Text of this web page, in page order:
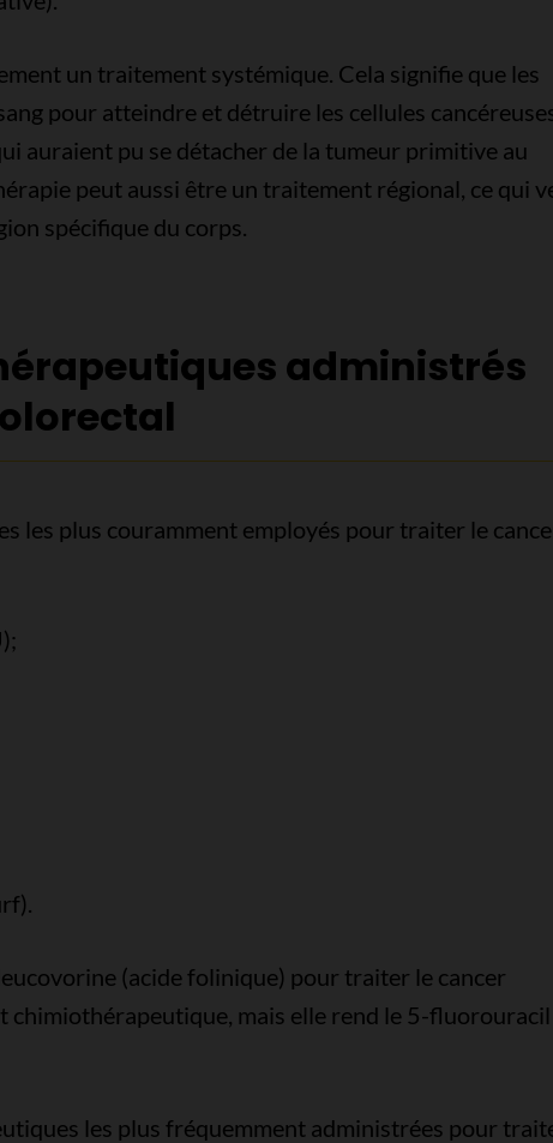
un traitement systémique. Cela signifie que les
pour atteindre et détruire les cellules
auraient pu se détacher de la tumeur primitive au
peut aussi être un traitement régional, ce qui
spécifique du corps.
administrés
les plus couramment employés pour traiter le
(acide folinique) pour traiter le cancer
chimiothérapeutique, mais elle rend le 5-fluorouracil
les plus fréquemment administrées pour